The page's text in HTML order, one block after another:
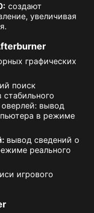
создают
увеличивая
графических
поиск
вывод
в режиме
вывод сведений о
реального
игрового